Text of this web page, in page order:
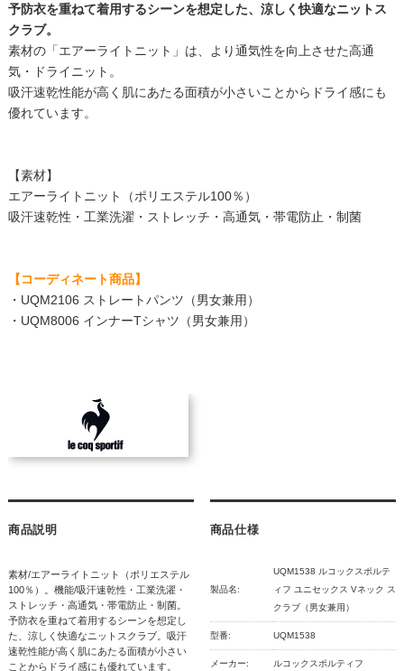
予防衣を重ねて着用するシーンを想定した、涼しく快適なニットス
クラブ。
素材の「エアーライトニット」は、より通気性を向上させた高通
気・ドライニット。
吸汗速乾性能が高く肌にあたる面積が小さいことからドライ感にも
優れています。
【素材】
エアーライトニット（ポリエステル100％）
吸汗速乾性・工業洗濯・ストレッチ・高通気・帯電防止・制菌
【コーディネート商品】
・UQM2106 ストレートパンツ（男女兼用）
・UQM8006 インナーTシャツ（男女兼用）
商品説明
素材/エアーライトニット（ポリエステル
100％）。機能/吸汗速乾性・工業洗濯・
ストレッチ・高通気・帯電防止・制菌。
予防衣を重ねて着用するシーンを想定し
た、涼しく快適なニットスクラブ。吸汗
速乾性能が高く肌にあたる面積が小さい
ことからドライ感にも優れています。
商品仕様
製品名:
UQM1538 ルコックスポルテ
ィフ ユニセックス Vネック ス
クラブ（男女兼用）
型番: UQM1538
メーカー: ルコックスポルティフ